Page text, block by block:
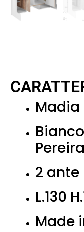
Madia
Pereira
2
L.130
Made